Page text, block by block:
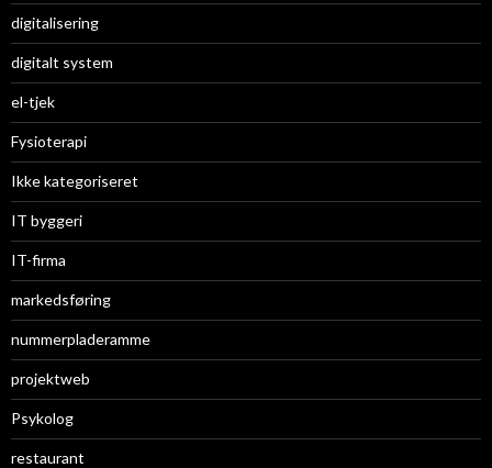
digitalisering
digitalt system
el-tjek
Fysioterapi
Ikke kategoriseret
IT byggeri
IT-firma
markedsføring
nummerpladeramme
projektweb
Psykolog
restaurant